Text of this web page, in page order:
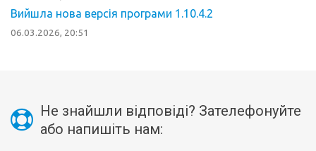
Вийшла нова версія програми 1.10.4.2
06.03.2026, 20:51
Не знайшли відповіді? Зателефонуйте
або напишіть нам: